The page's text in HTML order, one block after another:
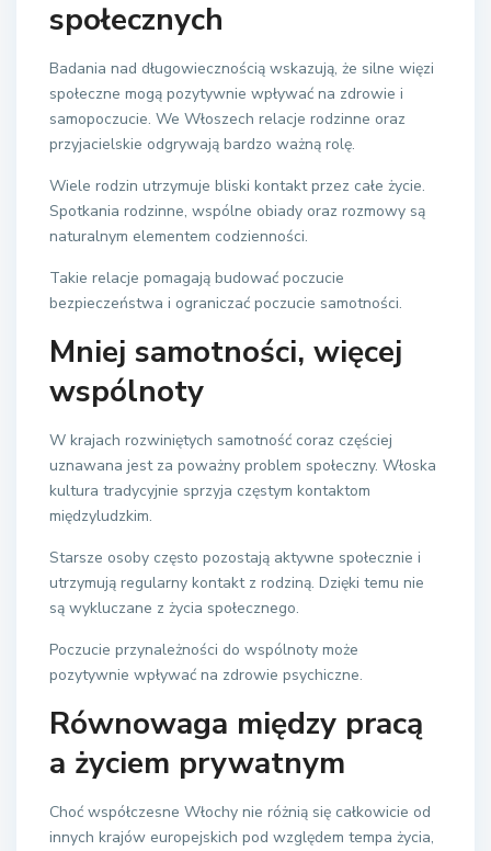
społecznych
Badania nad długowiecznością wskazują, że silne więzi
społeczne mogą pozytywnie wpływać na zdrowie i
samopoczucie. We Włoszech relacje rodzinne oraz
przyjacielskie odgrywają bardzo ważną rolę.
Wiele rodzin utrzymuje bliski kontakt przez całe życie.
Spotkania rodzinne, wspólne obiady oraz rozmowy są
naturalnym elementem codzienności.
Takie relacje pomagają budować poczucie
bezpieczeństwa i ograniczać poczucie samotności.
Mniej samotności, więcej
wspólnoty
W krajach rozwiniętych samotność coraz częściej
uznawana jest za poważny problem społeczny. Włoska
kultura tradycyjnie sprzyja częstym kontaktom
międzyludzkim.
Starsze osoby często pozostają aktywne społecznie i
utrzymują regularny kontakt z rodziną. Dzięki temu nie
są wykluczane z życia społecznego.
Poczucie przynależności do wspólnoty może
pozytywnie wpływać na zdrowie psychiczne.
Równowaga między pracą
a życiem prywatnym
Choć współczesne Włochy nie różnią się całkowicie od
innych krajów europejskich pod względem tempa życia,